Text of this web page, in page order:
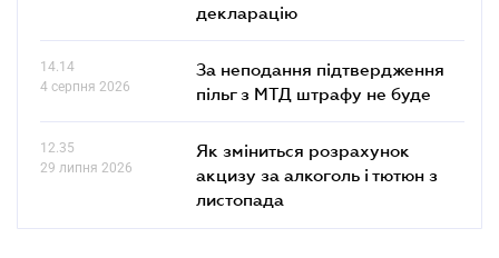
декларацію
14.14
4 серпня 2026
За неподання підтвердження
пільг з МТД штрафу не буде
12.35
29 липня 2026
Як зміниться розрахунок
акцизу за алкоголь і тютюн з
листопада